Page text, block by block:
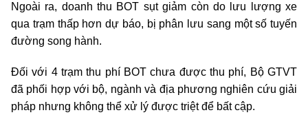
Ngoài ra, doanh thu BOT sụt giảm còn do lưu lượng xe
qua trạm thấp hơn dự báo, bị phân lưu sang một số tuyến
đường song hành.
Đối với 4 trạm thu phí BOT chưa được thu phí, Bộ GTVT
đã phối hợp với bộ, ngành và địa phương nghiên cứu giải
pháp nhưng không thể xử lý được triệt để bất cập.